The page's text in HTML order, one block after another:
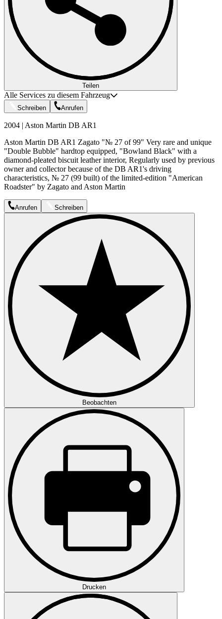
Teilen
Alle Services zu diesem Fahrzeug
Schreiben Anrufen
2004 | Aston Martin DB AR1
Aston Martin DB AR1 Zagato "№ 27 of 99" Very rare and unique
"Double Bubble" hardtop equipped, "Bowland Black" with a
diamond-pleated biscuit leather interior, Regularly used by previous
owner and collector because of the DB AR1's driving
characteristics, № 27 (99 built) of the limited-edition "American
Roadster" by Zagato and Aston Martin
Anrufen Schreiben
Beobachten
Drucken